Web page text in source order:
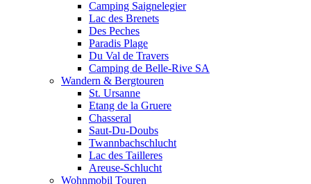
Camping Saignelegier
Lac des Brenets
Des Peches
Paradis Plage
Du Val de Travers
Camping de Belle-Rive SA
Wandern & Bergtouren
St. Ursanne
Etang de la Gruere
Chasseral
Saut-Du-Doubs
Twannbachschlucht
Lac des Tailleres
Areuse-Schlucht
Wohnmobil Touren